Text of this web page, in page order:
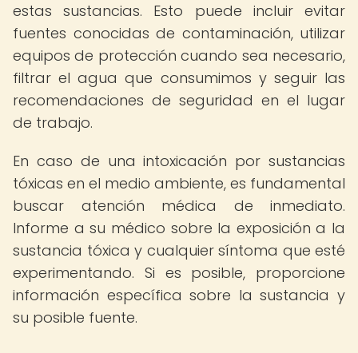
estas sustancias. Esto puede incluir evitar
fuentes conocidas de contaminación, utilizar
equipos de protección cuando sea necesario,
filtrar el agua que consumimos y seguir las
recomendaciones de seguridad en el lugar
de trabajo.
En caso de una intoxicación por sustancias
tóxicas en el medio ambiente, es fundamental
buscar atención médica de inmediato.
Informe a su médico sobre la exposición a la
sustancia tóxica y cualquier síntoma que esté
experimentando. Si es posible, proporcione
información específica sobre la sustancia y
su posible fuente.